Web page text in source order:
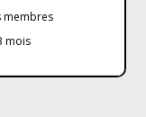
membres
mois